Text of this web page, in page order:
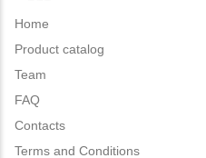
Home
Product catalog
Team
FAQ
Contacts
Terms and Conditions